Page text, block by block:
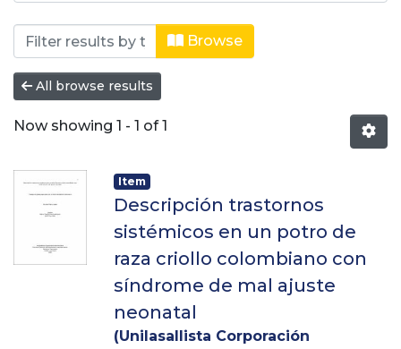
Browsing Medicina Veterinaria by
Browse
All browse results
Now showing 1 - 1 of 1
Item
Descripción trastornos
sistémicos en un potro de
raza criollo colombiano con
síndrome de mal ajuste
neonatal
(Unilasallista Corporación